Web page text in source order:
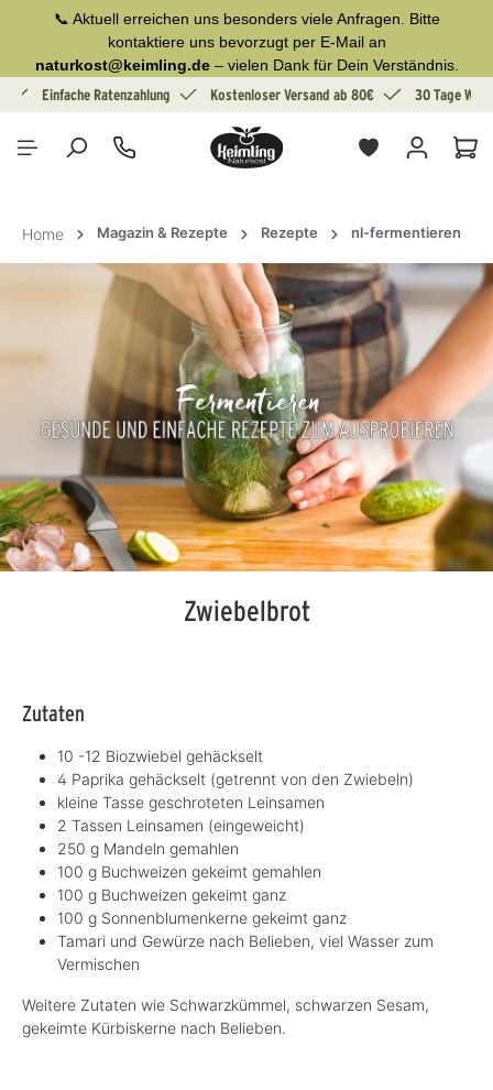
springen
📞 Aktuell erreichen uns besonders viele Anfragen. Bitte
kontaktiere uns bevorzugt per E-Mail an
naturkost@keimling.de– vielen Dank für Dein Verständnis.
Einfache Ratenzahlung Kostenloser Versand ab 80€ 30 Tage
Home Magazin & Rezepte Rezepte nl-fermentieren
Zwiebelbrot
Zutaten
10 -12 Biozwiebel gehäckselt
4 Paprika gehäckselt (getrennt von den Zwiebeln)
kleine Tasse geschroteten Leinsamen
2 Tassen Leinsamen (eingeweicht)
250 g Mandeln gemahlen
100 g Buchweizen gekeimt gemahlen
100 g Buchweizen gekeimt ganz
100 g Sonnenblumenkerne gekeimt ganz
Tamari und Gewürze nach Belieben, viel Wasser zum
Vermischen
Weitere Zutaten wie Schwarzkümmel, schwarzen Sesam,
gekeimte Kürbiskerne nach Belieben.